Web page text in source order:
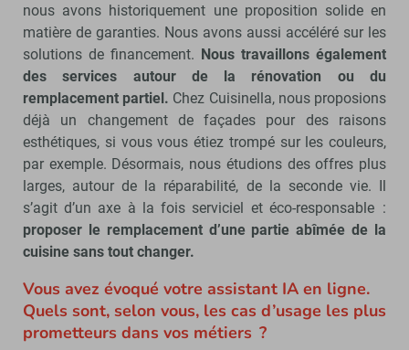
nous avons historiquement une proposition solide en
matière de garanties. Nous avons aussi accéléré sur les
solutions de financement. Nous travaillons également
des services autour de la rénovation ou du
remplacement partiel. Chez Cuisinella, nous proposions
déjà un changement de façades pour des raisons
esthétiques, si vous vous étiez trompé sur les couleurs,
par exemple. Désormais, nous étudions des offres plus
larges, autour de la réparabilité, de la seconde vie. Il
s’agit d’un axe à la fois serviciel et éco-responsable :
proposer le remplacement d’une partie abîmée de la
cuisine sans tout changer.
Vous avez évoqué votre assistant IA en ligne.
Quels sont, selon vous, les cas d’usage les plus
prometteurs dans vos métiers ?